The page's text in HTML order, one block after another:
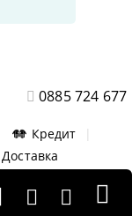
0885 724 677
Кредит
Доставка